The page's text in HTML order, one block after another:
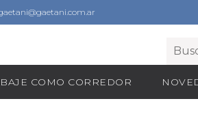
COMO CORREDOR